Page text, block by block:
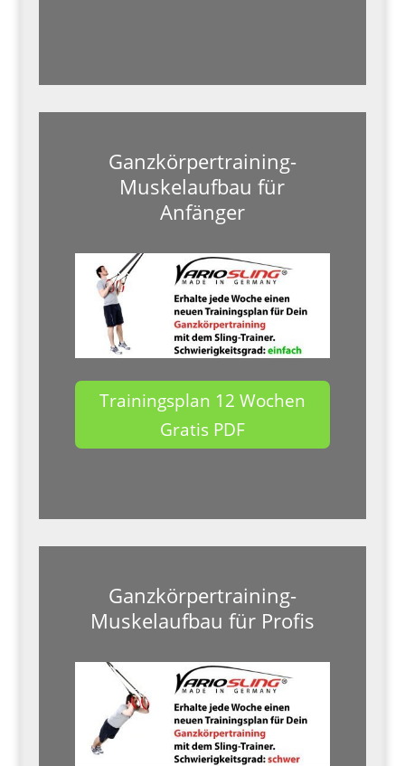
Ganzkörpertraining-
Muskelaufbau für
Anfänger
Trainingsplan 12 Wochen
Gratis PDF
Ganzkörpertraining-
Muskelaufbau für Profis